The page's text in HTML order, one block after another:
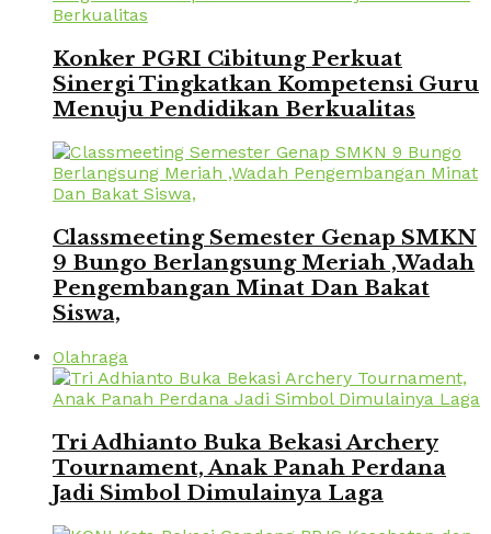
Konker PGRI Cibitung Perkuat
Sinergi Tingkatkan Kompetensi Guru
Menuju Pendidikan Berkualitas
Classmeeting Semester Genap SMKN
9 Bungo Berlangsung Meriah ,Wadah
Pengembangan Minat Dan Bakat
Siswa,
Olahraga
Tri Adhianto Buka Bekasi Archery
Tournament, Anak Panah Perdana
Jadi Simbol Dimulainya Laga